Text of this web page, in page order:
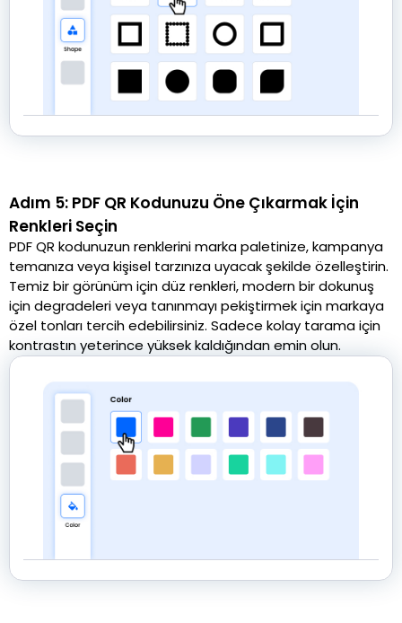
Adım 5: PDF QR Kodunuzu Öne Çıkarmak İçin
Renkleri Seçin
PDF QR kodunuzun renklerini marka paletinize, kampanya
temanıza veya kişisel tarzınıza uyacak şekilde özelleştirin.
Temiz bir görünüm için düz renkleri, modern bir dokunuş
için degradeleri veya tanınmayı pekiştirmek için markaya
özel tonları tercih edebilirsiniz. Sadece kolay tarama için
kontrastın yeterince yüksek kaldığından emin olun.